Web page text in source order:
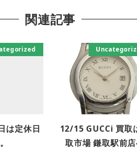
関連記事
は定休日
12/15 GUCCi 買取
取市場 鎌取駅前